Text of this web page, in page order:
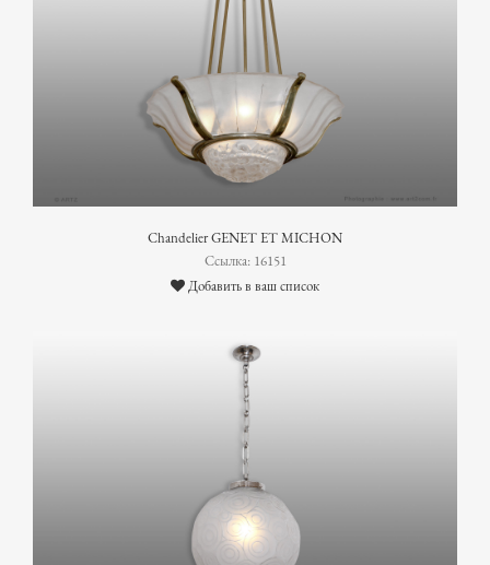
Chandelier GENET ET MICHON
Ссылка: 16151
Добавить в ваш список